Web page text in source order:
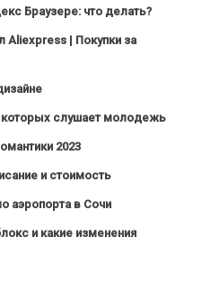
Браузере: что делать?
| Покупки за
слушает молодежь
2023
и стоимость
аэропорта в Сочи
и какие изменения